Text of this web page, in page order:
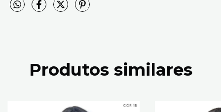
Produtos similares